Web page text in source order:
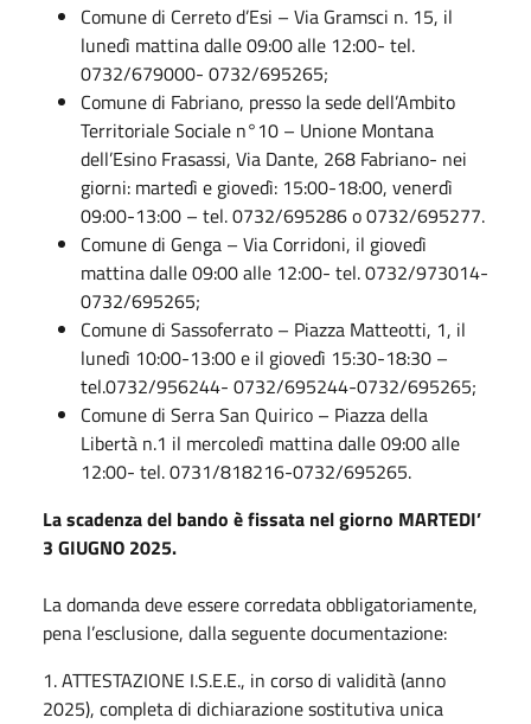
Comune di Cerreto d’Esi – Via Gramsci n. 15, il
lunedì mattina dalle 09:00 alle 12:00- tel.
0732/679000- 0732/695265;
Comune di Fabriano, presso la sede dell’Ambito
Territoriale Sociale n°10 – Unione Montana
dell’Esino Frasassi, Via Dante, 268 Fabriano- nei
giorni: martedì e giovedì: 15:00-18:00, venerdì
09:00-13:00 – tel. 0732/695286 o 0732/695277.
Comune di Genga – Via Corridoni, il giovedì
mattina dalle 09:00 alle 12:00- tel. 0732/973014-
0732/695265;
Comune di Sassoferrato – Piazza Matteotti, 1, il
lunedì 10:00-13:00 e il giovedì 15:30-18:30 –
tel.0732/956244- 0732/695244-0732/695265;
Comune di Serra San Quirico – Piazza della
Libertà n.1 il mercoledì mattina dalle 09:00 alle
12:00- tel. 0731/818216-0732/695265.
La scadenza del bando è fissata nel giorno MARTEDI’
3 GIUGNO 2025.
La domanda deve essere corredata obbligatoriamente,
pena l’esclusione, dalla seguente documentazione:
1. ATTESTAZIONE I.S.E.E., in corso di validità (anno
2025), completa di dichiarazione sostitutiva unica